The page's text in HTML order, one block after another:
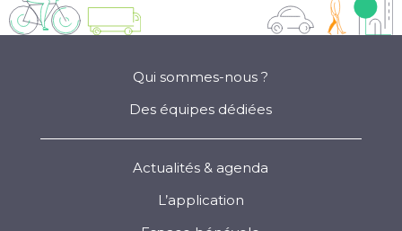
Qui sommes-nous ?
Des équipes dédiées
Actualités & agenda
L’application